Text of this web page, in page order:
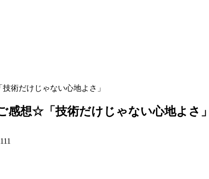
術だけじゃない心地よさ」
感想☆「技術だけじゃない心地よさ」